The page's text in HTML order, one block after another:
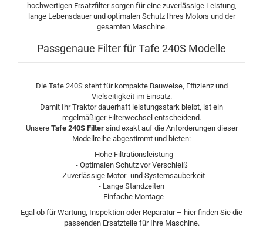
hochwertigen Ersatzfilter sorgen für eine zuverlässige Leistung,
lange Lebensdauer und optimalen Schutz Ihres Motors und der
gesamten Maschine.
Passgenaue Filter für Tafe 240S Modelle
Die Tafe 240S steht für kompakte Bauweise, Effizienz und
Vielseitigkeit im Einsatz.
Damit Ihr Traktor dauerhaft leistungsstark bleibt, ist ein
regelmäßiger Filterwechsel entscheidend.
Unsere Tafe 240S Filtersind exakt auf die Anforderungen dieser
Modellreihe abgestimmt und bieten:
- Hohe Filtrationsleistung
- Optimalen Schutz vor Verschleiß
- Zuverlässige Motor- und Systemsauberkeit
- Lange Standzeiten
- Einfache Montage
Egal ob für Wartung, Inspektion oder Reparatur – hier finden Sie die
passenden Ersatzteile für Ihre Maschine.